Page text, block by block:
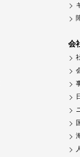
会